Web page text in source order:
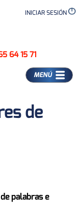
INICIAR SESIÓN
64 15 71
MENÚ
de
palabras e